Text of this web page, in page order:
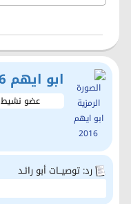
ابو ايهم 2016
عضو نشيط
رد: توصيــات أبو رائـد